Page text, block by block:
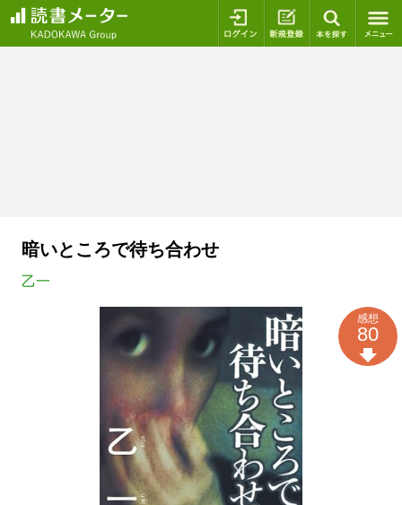
ログイン 新規登録
暗いところで待ち合わせ
乙一
感想
80